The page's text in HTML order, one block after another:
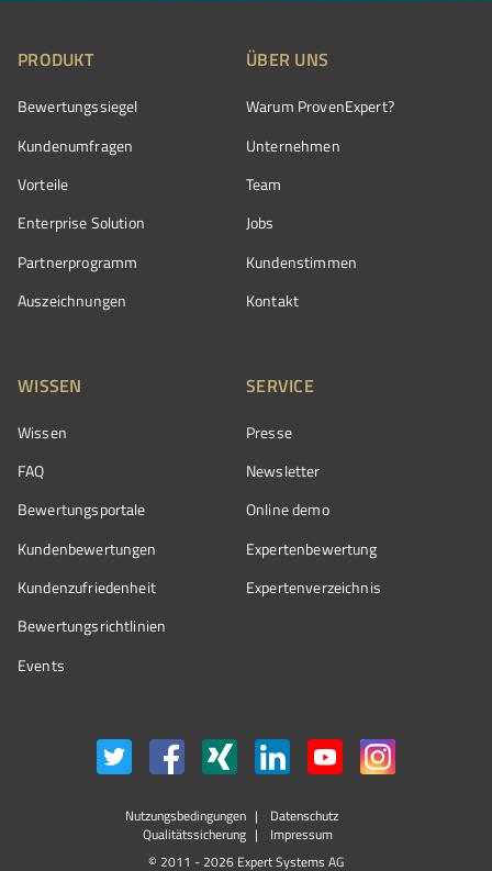
PRODUKT
Bewertungssiegel
Kundenumfragen
Vorteile
Enterprise Solution
Partnerprogramm
Auszeichnungen
ÜBER UNS
Warum ProvenExpert?
Unternehmen
Team
Jobs
Kundenstimmen
Kontakt
WISSEN
Wissen
FAQ
Bewertungsportale
Kundenbewertungen
Kundenzufriedenheit
Bewertungs­richtlinien
Events
SERVICE
Presse
Newsletter
Online demo
Expertenbewertung
Expertenverzeichnis
Nutzungsbedingungen
Datenschutz
Qualitätssicherung
Impressum
© 2011 - 2026 Expert Systems AG